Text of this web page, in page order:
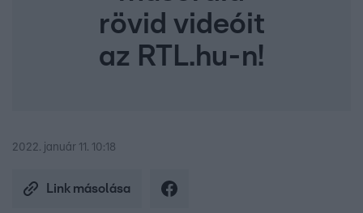
rövid videóit
az RTL.hu-n!
2022. január 11. 10:18
Link másolása